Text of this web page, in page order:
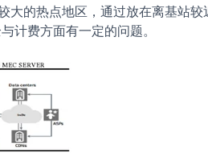
大的热点地区，通过放在离基站
计费方面有一定的问题。